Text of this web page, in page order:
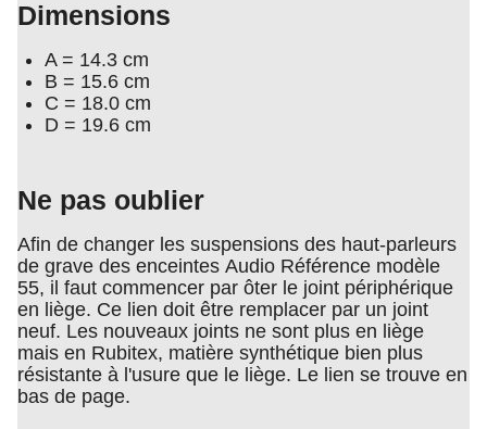
Dimensions
A = 14.3 cm
B = 15.6 cm
C = 18.0 cm
D = 19.6 cm
Ne pas oublier
Afin de changer les suspensions des haut-parleurs
de grave des enceintes Audio Référence modèle
55, il faut commencer par ôter le joint périphérique
en liège. Ce lien doit être remplacer par un joint
neuf. Les nouveaux joints ne sont plus en liège
mais en Rubitex, matière synthétique bien plus
résistante à l'usure que le liège. Le lien se trouve en
bas de page.